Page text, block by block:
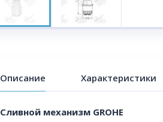
Описание Характеристики
Сливной механизм GROHE